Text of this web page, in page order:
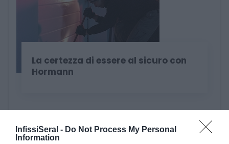
InfissiSeral - Do Not Process My Personal
Information
La certezza di essere al sicuro con
Hormann